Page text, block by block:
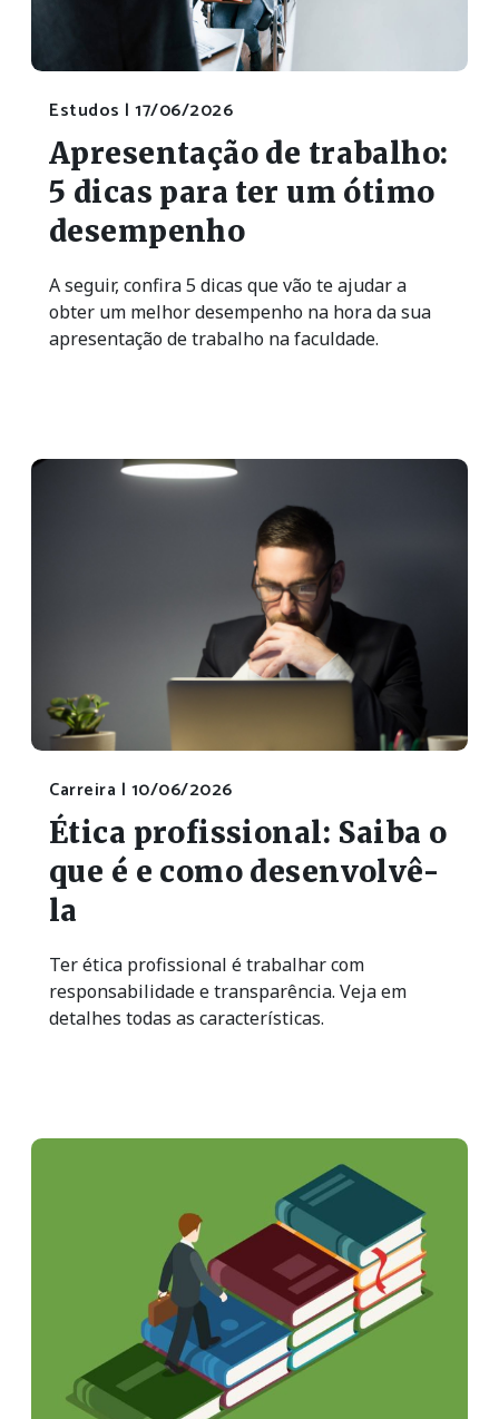
Estudos | 17/06/2026
Apresentação de trabalho:
5 dicas para ter um ótimo
desempenho
A seguir, confira 5 dicas que vão te ajudar a
obter um melhor desempenho na hora da sua
apresentação de trabalho na faculdade.
Carreira | 10/06/2026
Ética profissional: Saiba o
que é e como desenvolvê-
la
Ter ética profissional é trabalhar com
responsabilidade e transparência. Veja em
detalhes todas as características.